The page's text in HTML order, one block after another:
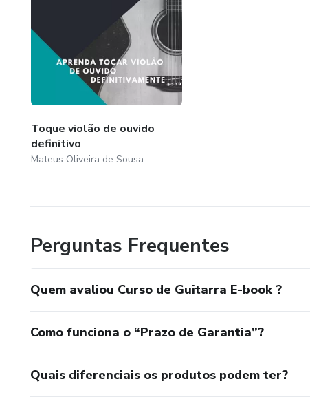
Toque violão de ouvido
definitivo
Mateus Oliveira de Sousa
Perguntas Frequentes
Quem avaliou Curso de Guitarra E-book ?
Como funciona o “Prazo de Garantia”?
Quais diferenciais os produtos podem ter?